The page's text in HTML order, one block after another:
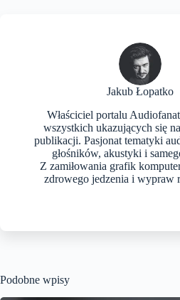
Jakub Łopatko
Właściciel portalu
wszystkich ukazujących się
publikacji. Pasjonat tematyki
głośników, akustyki i
Z zamiłowania grafik
zdrowego jedzenia i wypraw
Podobne wpisy